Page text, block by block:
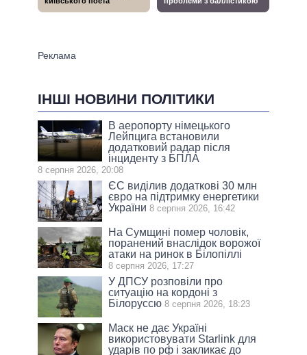
ІНШІ НОВИНИ ПОЛІТИКИ
В аеропорту німецького
Лейпцига встановили
додатковий радар після
інциденту з БПЛА
8 серпня 2026, 20:08
ЄС виділив додаткові 30 млн
євро на підтримку енергетики
України 8 серпня 2026, 16:42
На Сумщині помер чоловік,
поранений внаслідок ворожої
атаки на ринок в Білопіллі
8 серпня 2026, 17:27
У ДПСУ розповіли про
ситуацію на кордоні з
Білоруссю 8 серпня 2026, 18:23
Маск не дає Україні
використовувати Starlink для
ударів по рф і закликає до